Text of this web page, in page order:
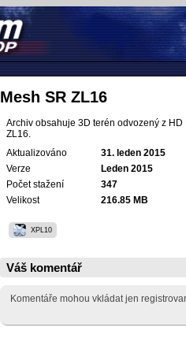
Mesh SR ZL16
Archiv obsahuje 3D terén odvozený z
ZL16.
Aktualizováno
31. leden 2015
Verze
Leden 2015
Počet stažení
347
Velikost
216.85 MB
XPL10
Váš komentář
Komentáře mohou vkládat jen